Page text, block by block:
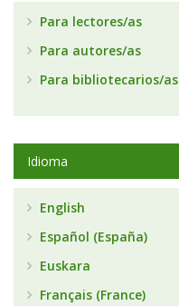
Para lectores/as
Para autores/as
Para bibliotecarios/as
Idioma
English
Español (España)
Euskara
Français (France)